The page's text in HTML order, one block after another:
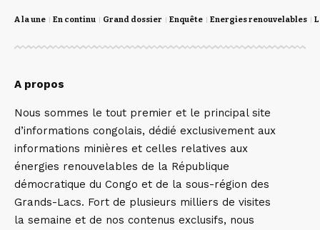
A la une En continu Grand dossier Enquête Energies renouvelables
A propos
Nous sommes le tout premier et le principal site
d’informations congolais, dédié exclusivement aux
informations minières et celles relatives aux
énergies renouvelables de la République
démocratique du Congo et de la sous-région des
Grands-Lacs. Fort de plusieurs milliers de visites
la semaine et de nos contenus exclusifs, nous